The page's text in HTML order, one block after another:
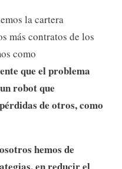
la cartera
más contratos de los
como
que el problema
robot que
de otros, como
hemos de